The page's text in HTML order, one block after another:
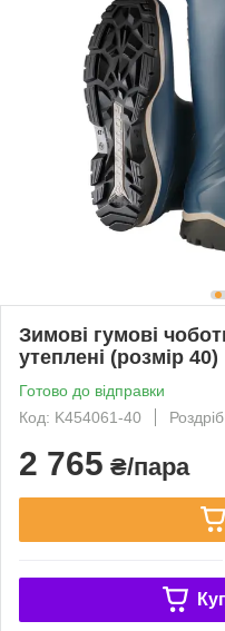
Зимові гумові
утеплені (розмір 40)
Готово до відправки
Код: K454061-40
Роздріб
2 765 ₴/пара